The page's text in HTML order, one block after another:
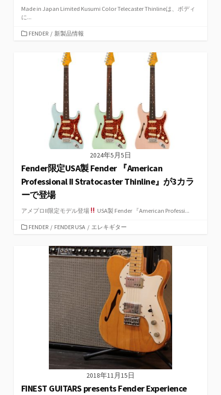
Made in Japan Limited Kusumi Color Telecaster Thinlineは、ボディ
に...
カFENDER / 新製品情報
2024年5月5日
Fender限定USA製 Fender 『American
Professional II Stratocaster Thinline』が3カラ
ーで登場
アメプロII限定モデル登場 USA製 Fender 『American Professi...
カFENDER / FENDER USA / エレキギター
2018年11月15日
FINEST GUITARS presents Fender Experience